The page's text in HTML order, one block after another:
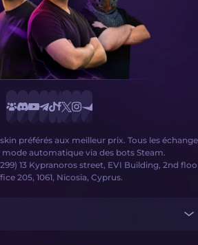
préférés aux meilleur prix. Tous les
automatique via des bots Steam.
13 Kypranoros street, EVI Building, 2nd
205, 1061, Nicosia, Cyprus.